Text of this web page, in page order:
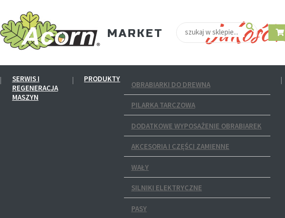
SERWIS I
REGENERACJA
MASZYN
PRODUKTY
OBRABIARKI DO DREWNA
PILARKA TARCZOWA
DODATKOWE WYPOSAŻENIE OBRABIAREK
AKCESORIA I CZĘŚCI ZAMIENNE
WAŁY
SILNIKI ELEKTRYCZNE
PASY